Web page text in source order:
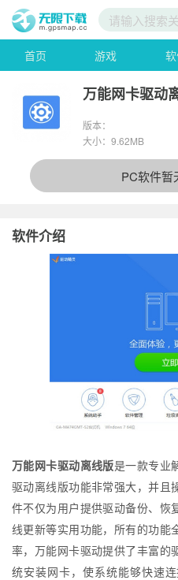
首页 游戏
万能网卡驱动
版本：
大小：9.62MB
PC软件暂
软件介绍
万能网卡驱动离线版是一款专业
驱动离线版功能非常强大，并且
件不仅为用户提供驱动备份、恢
线更新等实用功能，所有的功能
率，万能网卡驱动提供了丰富的
统安装网卡，使系统能够快速